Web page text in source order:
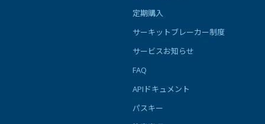
定期購入
サーキットブレーカー制度
サービスお知らせ
FAQ
APIドキュメント
パスキー